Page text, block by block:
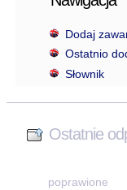
Dodaj
Ostatnio
Słownik
Ostatnie
poprawione